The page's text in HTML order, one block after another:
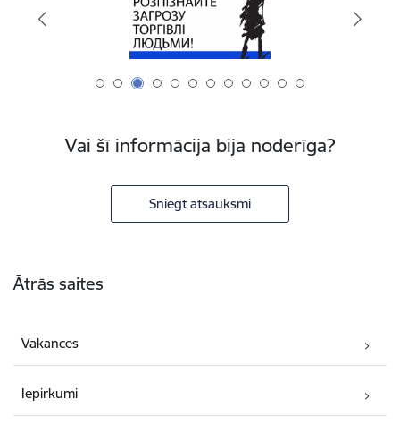
Vai šī informācija bija noderīga?
Sniegt atsauksmi
Ātrās saites
Vakances
Iepirkumi